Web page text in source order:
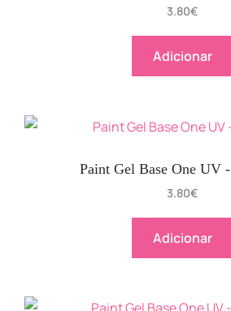
3.80€
Adicionar
Paint Gel Base One UV
3.80€
Adicionar